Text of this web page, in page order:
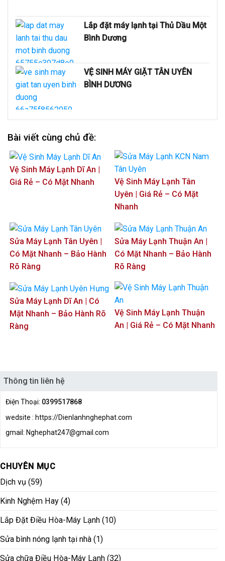
Lắp đặt máy lạnh tại Thủ Dầu Một
Bình Dương
VỆ SINH MÁY GIẶT TÂN UYÊN
BÌNH DƯƠNG
Bài viết cùng chủ đề:
Vệ Sinh Máy Lạnh Dĩ An |
Giá Rẻ – Có Mặt Nhanh
Vệ Sinh Máy Lạnh Tân
Uyên | Giá Rẻ – Có Mặt
Nhanh
Sửa Máy Lạnh Tân Uyên |
Có Mặt Nhanh – Bảo Hành
Rõ Ràng
Sửa Máy Lạnh Thuận An |
Có Mặt Nhanh – Bảo Hành
Rõ Ràng
Sửa Máy Lạnh Dĩ An | Có
Mặt Nhanh – Bảo Hành Rõ
Ràng
Vệ Sinh Máy Lạnh Thuận
An | Giá Rẻ – Có Mặt Nhanh
Thông tin liên hệ
Điện Thoại: 0399517868
wedsite : https://Dienlanhnghephat.com
gmail: Nghephat247@gmail.com
CHUYÊN MỤC
Dịch vụ (59)
Kinh Nghệm Hay (4)
Lắp Đặt Điều Hòa-Máy Lạnh (10)
Sửa bình nóng lạnh tại nhà (1)
Sửa chữa Điều Hòa-Máy Lạnh (32)